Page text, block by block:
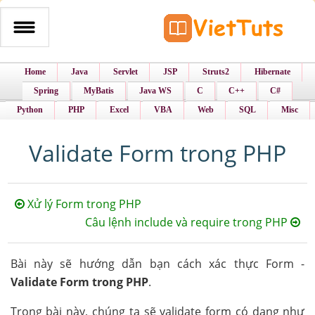
Home Java Servlet JSP Struts2
Hibernate
Spring
MyBatis Java WS C C++
C#
Python
PHP Excel VBA Web SQL Misc
Validate Form trong PHP
Xử lý Form trong PHP
Câu lệnh include và require trong PHP
Bài này sẽ hướng dẫn bạn cách xác thực Form -
Validate Form trong PHP.
Trong bài này, chúng ta sẽ validate form có dạng như